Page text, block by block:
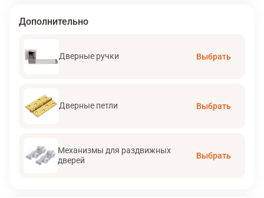
Дополнительно
Дверные ручки Выбрать
Дверные петли Выбрать
Механизмы для раздвижных
дверей
Выбрать